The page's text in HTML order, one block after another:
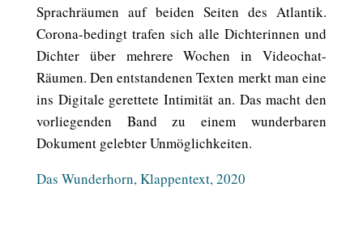
Sprachräumen auf beiden Seiten des Atlantik.
Corona-bedingt trafen sich alle Dichterinnen und
Dichter über mehrere Wochen in Videochat-
Räumen. Den entstandenen Texten merkt man eine
ins Digitale gerettete Intimität an. Das macht den
vorliegenden Band zu einem wunderbaren
Dokument gelebter Unmöglichkeiten.
Das Wunderhorn, Klappentext, 2020